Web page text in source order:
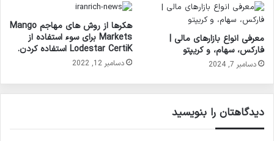
معرفی انواع بازارهای مالی |
فارکس، سهام، و کریپتو
دسامبر 7, 2024
هکرها از روش های مهاجم Mango
Markets برای سوء استفاده از
Lodestar CertiK استفاده کردن.
دسامبر 12, 2022
دیدگاهتان را بنویسید